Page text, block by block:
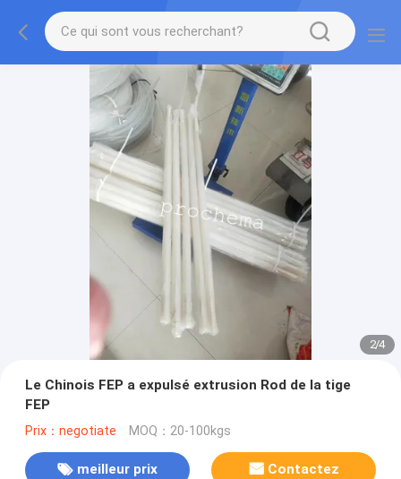
2/4
Le Chinois FEP a expulsé extrusion Rod de la tige
FEP
Prix：negotiate MOQ：20-100kgs
meilleur prix Contactez